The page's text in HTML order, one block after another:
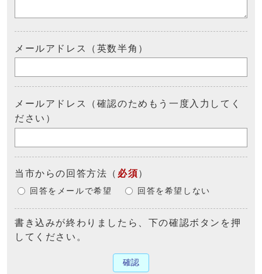
メールアドレス（英数半角）
メールアドレス（確認のためもう一度入力してく
ださい）
当市からの回答方法 （ 必須）
回答をメールで希望 回答を希望しない
書き込みが終わりましたら、下の確認ボタンを押
してください。
確認